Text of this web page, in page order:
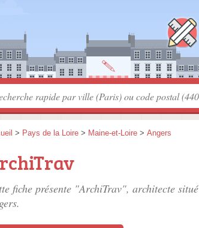
> Pays de la Loire > Maine-et-Loire > Angers
fiche présente "ArchiTrav", architecte situé